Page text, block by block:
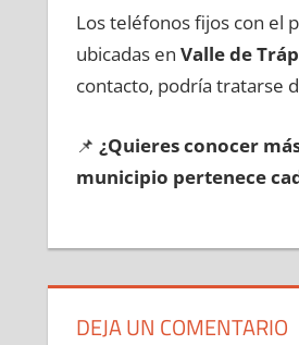
Los teléfonos fijos сοn el
ubicadas en Valle dе
contacto, podría tratarse
📌 ¿Quieres conocer
municipio pertenece
DEJA UN COMENTARIO